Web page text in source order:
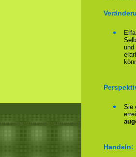
und
Sie
Handeln: